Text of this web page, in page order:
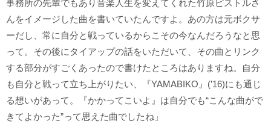
事務所の先輩でもあり音楽人生を変えてくれた竹原ピストルさ
んをイメージした曲を書いていたんですよ。あの方は元ボクサ
ーだし、常に自分と戦っているからこその今なんだろうなと思
って。その後にタイアップの話をいただいて、その曲とリンク
する部分がすごくあったので書けたところはありますね。自分
も自分と戦って立ち上がりたい、『YAMABIKO』(’16)にも通じ
る想いがあって。『かかってこいよ』は自分でも“こんな曲がで
きてよかった”って思えた曲でしたね」